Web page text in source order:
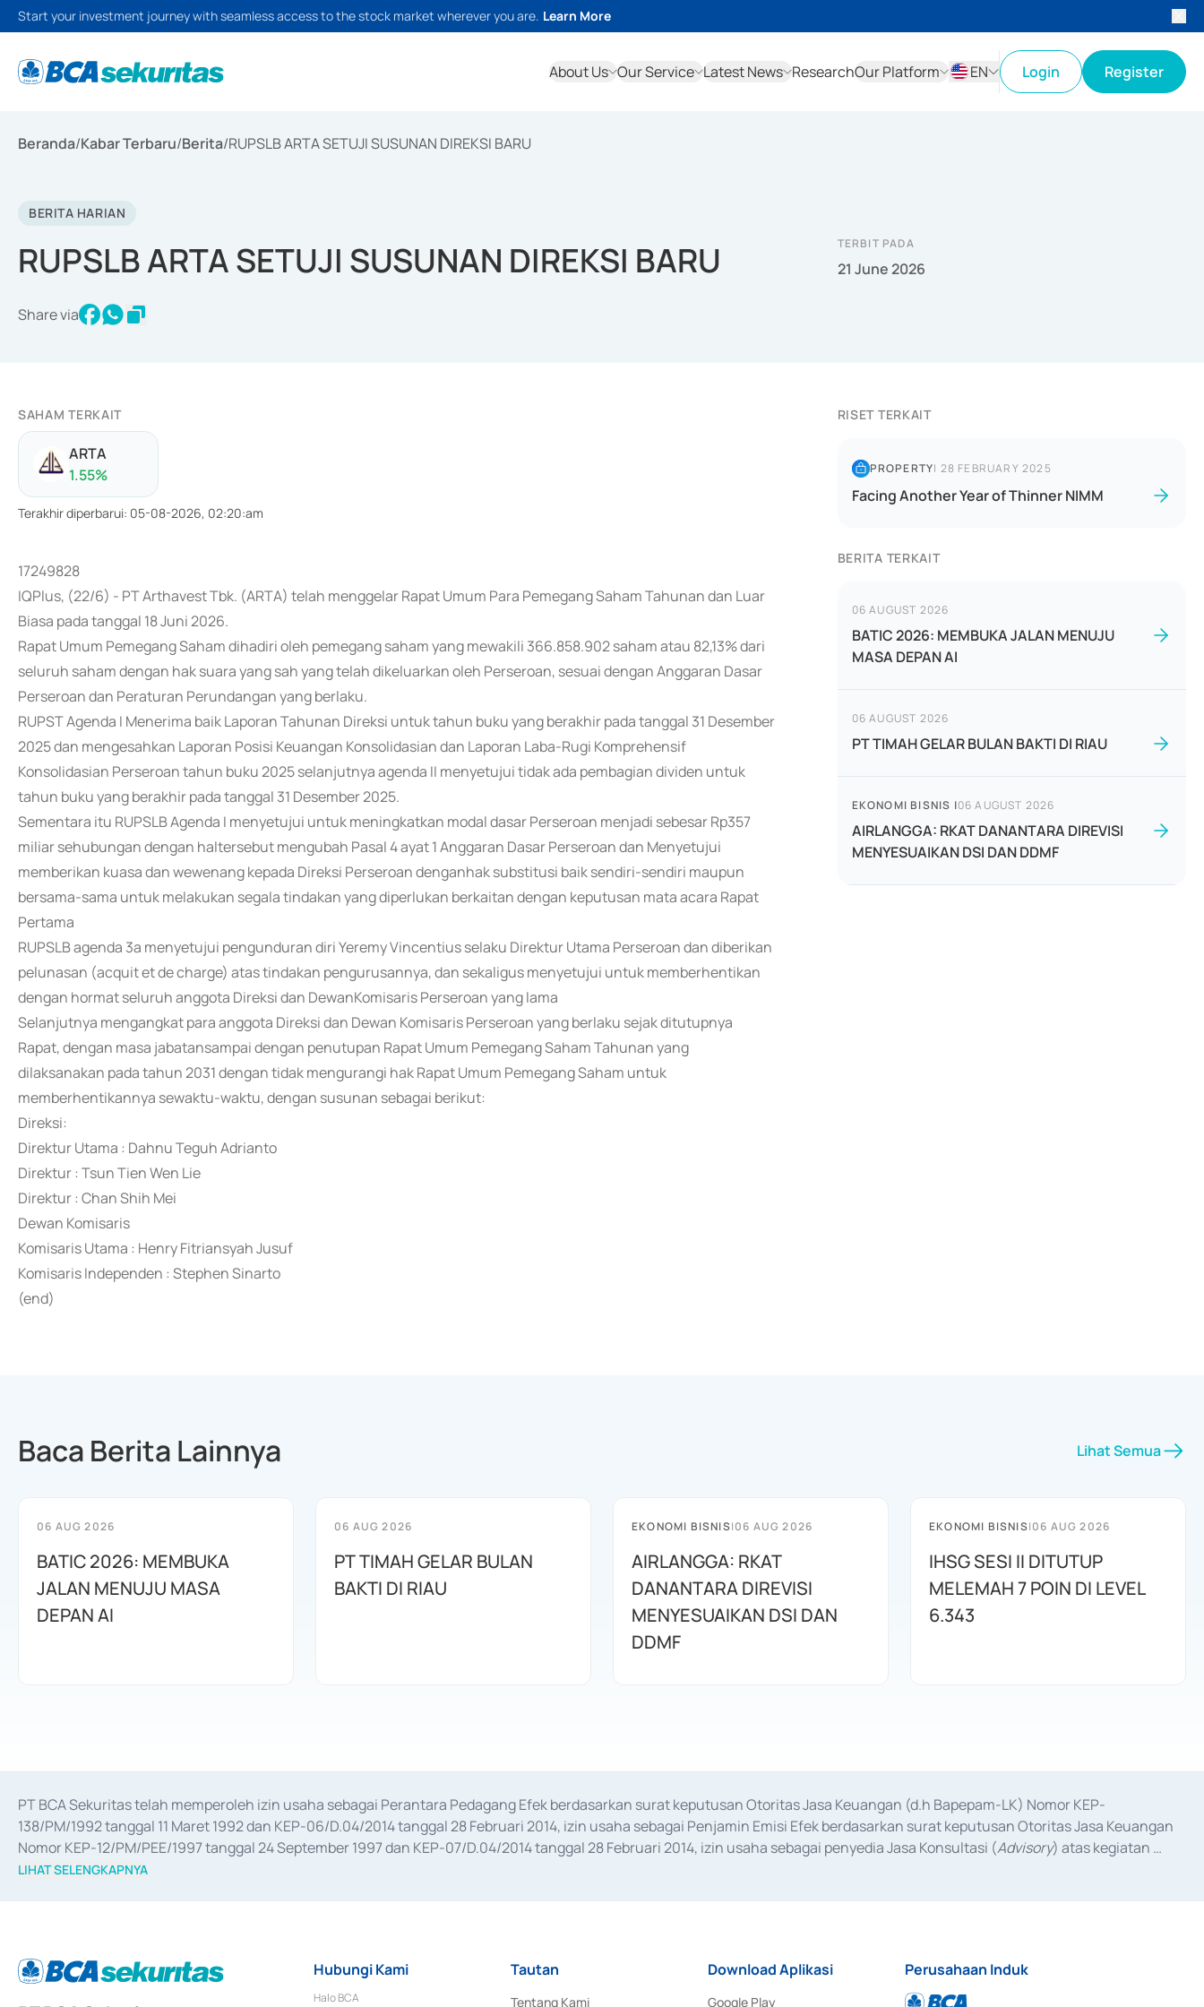
Start your investment journey with seamless access to the stock market wherever you are. Learn More
About Us Our Service Latest News ResearchOur Platform
EN
Login Register
Beranda/Kabar Terbaru/Berita/RUPSLB ARTA SETUJI SUSUNAN DIREKSI BARU
BERITA HARIAN
RUPSLB ARTA SETUJI SUSUNAN DIREKSI BARU
Share via
TERBIT PADA
21 June 2026
SAHAM TERKAIT
ARTA
1.55%
Terakhir diperbarui: 05-08-2026, 02:20:am
17249828
IQPlus, (22/6) - PT Arthavest Tbk. (ARTA) telah menggelar Rapat Umum Para Pemegang Saham Tahunan dan Luar
Biasa pada tanggal 18 Juni 2026.
Rapat Umum Pemegang Saham dihadiri oleh pemegang saham yang mewakili 366.858.902 saham atau 82,13% dari
seluruh saham dengan hak suara yang sah yang telah dikeluarkan oleh Perseroan, sesuai dengan Anggaran Dasar
Perseroan dan Peraturan Perundangan yang berlaku.
RUPST Agenda I Menerima baik Laporan Tahunan Direksi untuk tahun buku yang berakhir pada tanggal 31 Desember
2025 dan mengesahkan Laporan Posisi Keuangan Konsolidasian dan Laporan Laba-Rugi Komprehensif
Konsolidasian Perseroan tahun buku 2025 selanjutnya agenda II menyetujui tidak ada pembagian dividen untuk
tahun buku yang berakhir pada tanggal 31 Desember 2025.
Sementara itu RUPSLB Agenda I menyetujui untuk meningkatkan modal dasar Perseroan menjadi sebesar Rp357
miliar sehubungan dengan haltersebut mengubah Pasal 4 ayat 1 Anggaran Dasar Perseroan dan Menyetujui
memberikan kuasa dan wewenang kepada Direksi Perseroan denganhak substitusi baik sendiri-sendiri maupun
bersama-sama untuk melakukan segala tindakan yang diperlukan berkaitan dengan keputusan mata acara Rapat
Pertama
RUPSLB agenda 3a menyetujui pengunduran diri Yeremy Vincentius selaku Direktur Utama Perseroan dan diberikan
pelunasan (acquit et de charge) atas tindakan pengurusannya, dan sekaligus menyetujui untuk memberhentikan
dengan hormat seluruh anggota Direksi dan DewanKomisaris Perseroan yang lama
Selanjutnya mengangkat para anggota Direksi dan Dewan Komisaris Perseroan yang berlaku sejak ditutupnya
Rapat, dengan masa jabatansampai dengan penutupan Rapat Umum Pemegang Saham Tahunan yang
dilaksanakan pada tahun 2031 dengan tidak mengurangi hak Rapat Umum Pemegang Saham untuk
memberhentikannya sewaktu-waktu, dengan susunan sebagai berikut:
Direksi:
Direktur Utama : Dahnu Teguh Adrianto
Direktur : Tsun Tien Wen Lie
Direktur : Chan Shih Mei
Dewan Komisaris
Komisaris Utama : Henry Fitriansyah Jusuf
Komisaris Independen : Stephen Sinarto
(end)
RISET TERKAIT
PROPERTY| 28 FEBRUARY 2025
Facing Another Year of Thinner NIMM
BERITA TERKAIT
06 AUGUST 2026
BATIC 2026: MEMBUKA JALAN MENUJU
MASA DEPAN AI
06 AUGUST 2026
PT TIMAH GELAR BULAN BAKTI DI RIAU
EKONOMI BISNIS |06 AUGUST 2026
AIRLANGGA: RKAT DANANTARA DIREVISI
MENYESUAIKAN DSI DAN DDMF
Baca Berita Lainnya Lihat Semua
06 AUG 2026
BATIC 2026: MEMBUKA
JALAN MENUJU MASA
DEPAN AI
06 AUG 2026
PT TIMAH GELAR BULAN
BAKTI DI RIAU
EKONOMI BISNIS|06 AUG 2026
AIRLANGGA: RKAT
DANANTARA DIREVISI
MENYESUAIKAN DSI DAN
DDMF
EKONOMI BISNIS|06 AUG 2026
IHSG SESI II DITUTUP
MELEMAH 7 POIN DI LEVEL
6.343
PT BCA Sekuritas telah memperoleh izin usaha sebagai Perantara Pedagang Efek berdasarkan surat keputusan Otoritas Jasa Keuangan (d.h Bapepam-LK) Nomor KEP-
138/PM/1992 tanggal 11 Maret 1992 dan KEP-06/D.04/2014 tanggal 28 Februari 2014, izin usaha sebagai Penjamin Emisi Efek berdasarkan surat keputusan Otoritas Jasa Keuangan
Nomor KEP-12/PM/PEE/1997 tanggal 24 September 1997 dan KEP-07/D.04/2014 tanggal 28 Februari 2014, izin usaha sebagai penyedia Jasa Konsultasi (Advisory) atas kegiatan
merger, akuisisi, divestasi, dan
LIHAT SELENGKAPNYA
Hubungi Kami
Halo BCA
Tautan
Tentang Kami
Download Aplikasi
Google Play
Perusahaan Induk